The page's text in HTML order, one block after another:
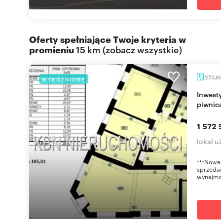
Oferty spełniające Twoje kryteria w
promieniu15 km (zobacz wszystkie)
WYRÓŻNIONE
Inwestycyjny lokal w Katowicach - najemca i
1 572
lokal